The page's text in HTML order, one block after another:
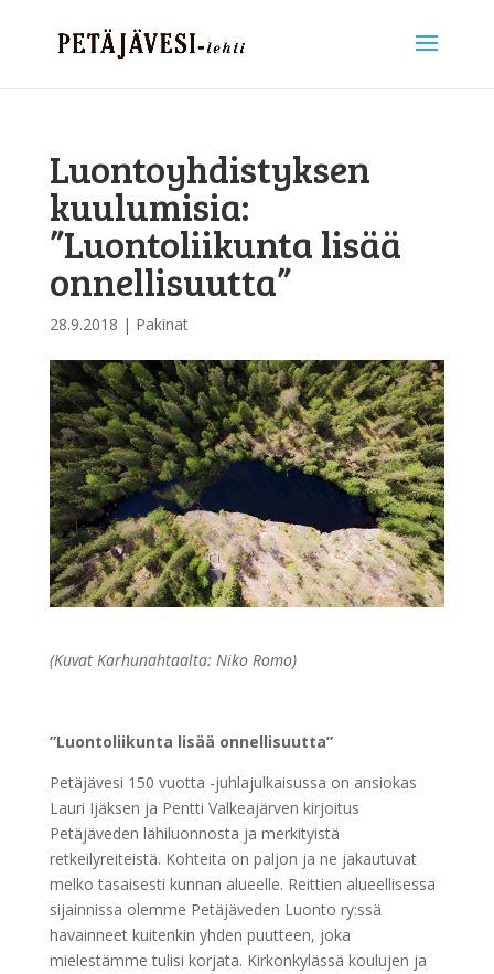
Luontoyhdistyksen
kuulumisia:
”Luontoliikunta lisää
onnellisuutta”
28.9.2018 | Pakinat
(Kuvat Karhunahtaalta: Niko Romo)
”Luontoliikunta lisää onnellisuutta”
Petäjävesi 150 vuotta -juhlajulkaisussa on ansiokas
Lauri Ijäksen ja Pentti Valkeajärven kirjoitus
Petäjäveden lähiluonnosta ja merkityistä
retkeilyreiteistä. Kohteita on paljon ja ne jakautuvat
melko tasaisesti kunnan alueelle. Reittien alueellisessa
sijainnissa olemme Petäjäveden Luonto ry:ssä
havainneet kuitenkin yhden puutteen, joka
mielestämme tulisi korjata. Kirkonkylässä koulujen ja